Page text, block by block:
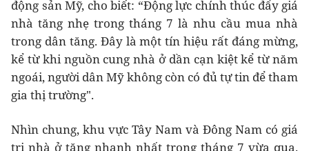
động sản Mỹ, cho biết: “Động lực chính thúc đẩy giá
nhà tăng nhẹ trong tháng 7 là nhu cầu mua nhà
trong dân tăng. Đây là một tín hiệu rất đáng mừng,
kể từ khi nguồn cung nhà ở dần cạn kiệt kể từ năm
ngoái, người dân Mỹ không còn có đủ tự tin để tham
gia thị trường".
Nhìn chung, khu vực Tây Nam và Đông Nam có giá
trị nhà ở tăng nhanh nhất trong tháng 7 vừa qua.